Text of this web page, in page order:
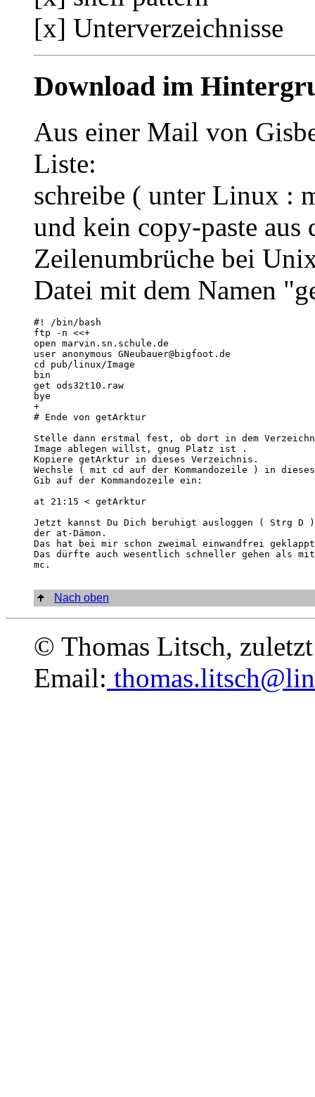
[x] Unterverzeichnisse
Download im
Aus einer Mail von
Liste:
schreibe ( unter Linux :
und kein copy-paste aus
Zeilenumbrüche bei
Datei mit dem Namen
#! /bin/bash
ftp -n <<+
open marvin.sn.schule.de
user anonymous GNeubauer@bigfoot.de
cd pub/linux/Image
bin
get ods32t10.raw
bye
+
# Ende von getArktur
Stelle dann erstmal fest, ob dort in dem
Image ablegen willst, gnug Platz ist .
Kopiere getArktur in dieses Verzeichnis.
Wechsle ( mit cd auf der Kommandozeile ) in
Gib auf der Kommandozeile ein:
at 21:15 < getArktur
Jetzt kannst Du Dich beruhigt ausloggen ( Strg D
der at-Dämon.
Das hat bei mir schon zweimal einwandfrei
Das dürfte auch wesentlich schneller gehen als
mc.
Nach oben
© Thomas Litsch,
Email: